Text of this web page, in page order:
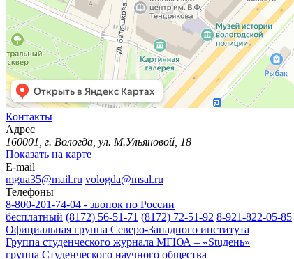
Контакты
Адрес
160001, г. Вологда, ул. М.Ульяновой, 18
Показать на карте
E-mail
mgua35@mail.ru vologda@msal.ru
Телефоны
8-800-201-74-04 - звонок по России
бесплатный (8172) 56-51-71 (8172) 72-51-92 8-921-822-05-85
Официальная группа Северо-Западного института
Группа студенческого журнала МГЮА – «Stuдень»
группа Студенческого научного общества